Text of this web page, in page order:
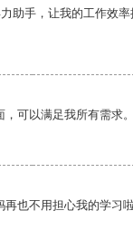
助手，让我的工作效
可以满足我所有需求。
也不用担心我的学习啦